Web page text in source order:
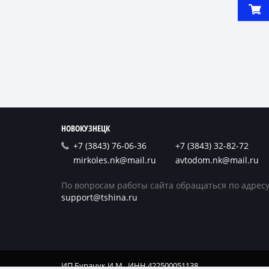
НОВОКУЗНЕЦК
+7 (3843) 76-06-36
+7 (3843) 32-82-72
mirkoles.nk@mail.ru
avtodom.nk@mail.ru
По вопросам работы сайта обращаться по
support@tshina.ru
ИП Бурачук И.М., ИНН 422500051138